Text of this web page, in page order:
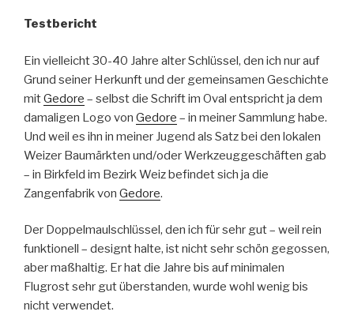
Testbericht
Ein vielleicht 30-40 Jahre alter Schlüssel, den ich nur auf
Grund seiner Herkunft und der gemeinsamen Geschichte
mitGedore – selbst die Schrift im Oval entspricht ja dem
damaligen Logo von Gedore – in meiner Sammlung habe.
Und weil es ihn in meiner Jugend als Satz bei den lokalen
Weizer Baumärkten und/oder Werkzeuggeschäften gab
– in Birkfeld im Bezirk Weiz befindet sich ja die
Zangenfabrik von Gedore.
Der Doppelmaulschlüssel, den ich für sehr gut – weil rein
funktionell – designt halte, ist nicht sehr schön gegossen,
aber maßhaltig. Er hat die Jahre bis auf minimalen
Flugrost sehr gut überstanden, wurde wohl wenig bis
nicht verwendet.